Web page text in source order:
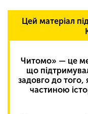
Цей матеріал
Читомо» — це
що
задовго до того,
частиною